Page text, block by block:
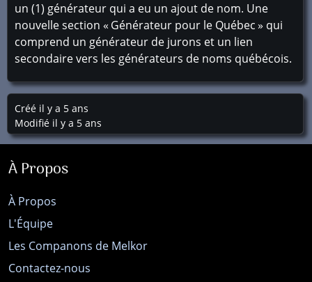
un (1) générateur qui a eu un ajout de nom. Une
nouvelle section « Générateur pour le Québec » qui
comprend un générateur de jurons et un lien
secondaire vers les générateurs de noms québécois.
Créé il y a 5 ans
Modifié il y a 5 ans
À Propos
À Propos
L'Équipe
Les Companons de Melkor
Contactez-nous